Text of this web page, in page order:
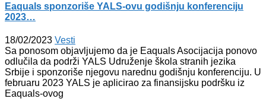
Eaquals sponzoriše YALS-ovu godišnju konferenciju
2023…
18/02/2023 Vesti
Sa ponosom objavljujemo da je Eaquals Asocijacija ponovo
odlučila da podrži YALS Udruženje škola stranih jezika
Srbije i sponzoriše njegovu narednu godišnju konferenciju. U
februaru 2023 YALS je aplicirao za finansijsku podršku iz
Eaquals-ovog